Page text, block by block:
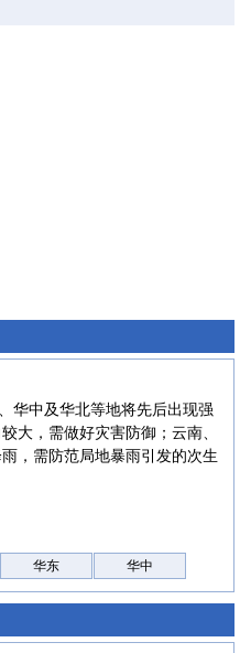
华中及华北等地将先后出现强
大，需做好灾害防御；云南、
，需防范局地暴雨引发的次生
华东 华中